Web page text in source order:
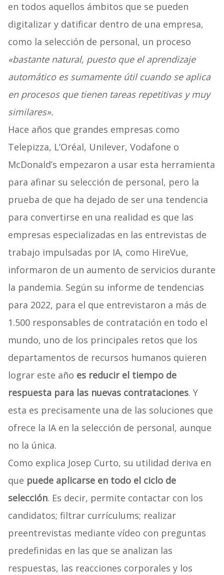
en todos aquellos ámbitos que se pueden
digitalizar y datificar dentro de una empresa,
como la selección de personal, un proceso
«bastante natural, puesto que el aprendizaje
automático es sumamente útil cuando se aplica
en procesos que tienen tareas repetitivas y muy
similares».
Hace años que grandes empresas como
Telepizza, L’Oréal, Unilever, Vodafone o
McDonald’s empezaron a usar esta herramienta
para afinar su selección de personal, pero la
prueba de que ha dejado de ser una tendencia
para convertirse en una realidad es que las
empresas especializadas en las entrevistas de
trabajo impulsadas por IA, como HireVue,
informaron de un aumento de servicios durante
la pandemia. Según su informe de tendencias
para 2022, para el que entrevistaron a más de
1.500 responsables de contratación en todo el
mundo, uno de los principales retos que los
departamentos de recursos humanos quieren
lograr este año es reducir el tiempo de
respuesta para las nuevas contrataciones. Y
esta es precisamente una de las soluciones que
ofrece la IA en la selección de personal, aunque
no la única.
Como explica Josep Curto, su utilidad deriva en
que puede aplicarse en todo el ciclo de
selección. Es decir, permite contactar con los
candidatos; filtrar currículums; realizar
preentrevistas mediante vídeo con preguntas
predefinidas en las que se analizan las
respuestas, las reacciones corporales y los